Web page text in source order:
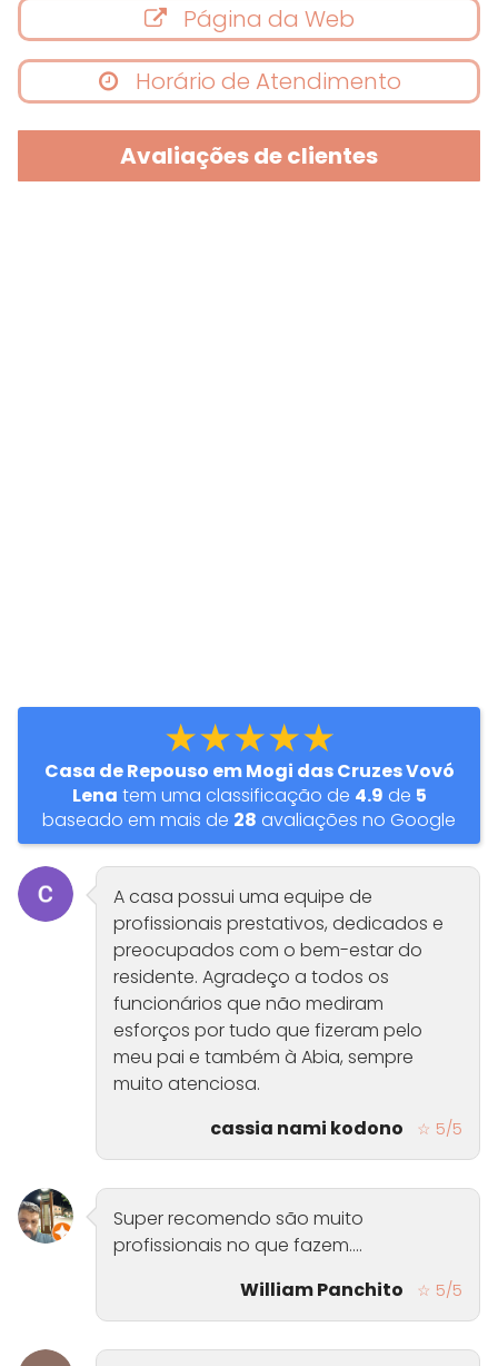
Página da Web
Horário de Atendimento
Avaliações de clientes
★★★★★
Casa de Repouso em Mogi das Cruzes Vovó
Lena tem uma classificação de 4.9 de 5
baseado em mais de 28 avaliações no Google
A casa possui uma equipe de
profissionais prestativos, dedicados e
preocupados com o bem-estar do
residente. Agradeço a todos os
funcionários que não mediram
esforços por tudo que fizeram pelo
meu pai e também à Abia, sempre
muito atenciosa.
cassia nami kodono
☆ 5/5
Super recomendo são muito
profissionais no que fazem....
William Panchito
☆ 5/5